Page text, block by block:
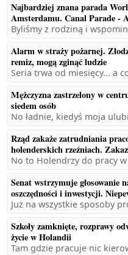
Najbardziej znana parada
Amsterdamu. Canal Parade -
Byliśmy z rodziną i
Alarm w straży pożarnej.
remiz, mogą zginąć ludzie
Seria trwa od miesięcy... a
Mężczyzna zastrzelony w
siedem osób
No ładnie, kiedyś moja
Rząd zakaże zatrudniania
holenderskich rzeźniach.
No to Holendrzy do pracy
Senat wstrzymuje głosowanie
oszczędności i inwestycji.
Już na wszystkie sposoby
Szkoły zamknięte, rozprawy
życie w Holandii
Tam gdzie pracuje nic